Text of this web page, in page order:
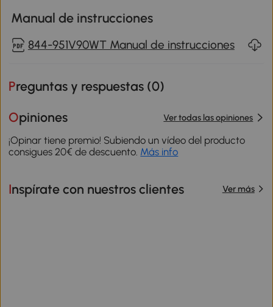
Manual de instrucciones
844-951V90WT Manual de instrucciones
Preguntas y respuestas (0)
Opiniones Ver todas las opiniones
¡Opinar tiene premio! Subiendo un vídeo del producto
consigues 20€ de descuento. Más info
Inspírate con nuestros clientes Ver más